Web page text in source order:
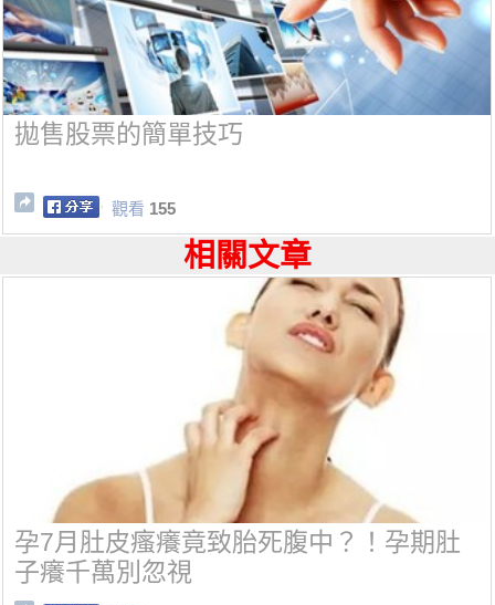
拋售股票的簡單技巧
觀看 155
相關文章
孕7月肚皮瘙癢竟致胎死腹中？！孕期肚
子癢千萬別忽視